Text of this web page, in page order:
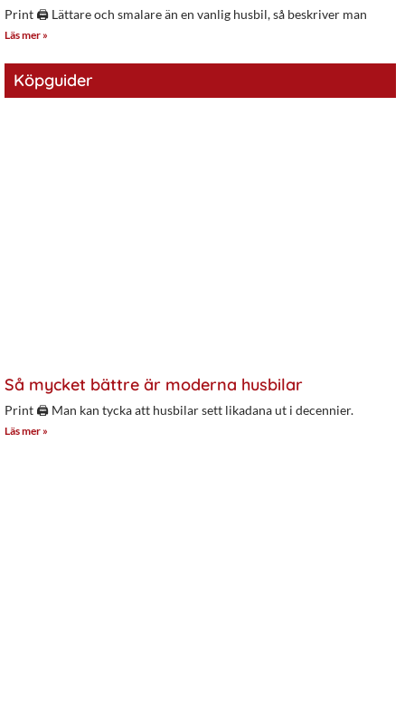
Print 🖨 Lättare och smalare än en vanlig husbil, så beskriver man
Läs mer »
Köpguider
Så mycket bättre är moderna husbilar
Print 🖨 Man kan tycka att husbilar sett likadana ut i decennier.
Läs mer »